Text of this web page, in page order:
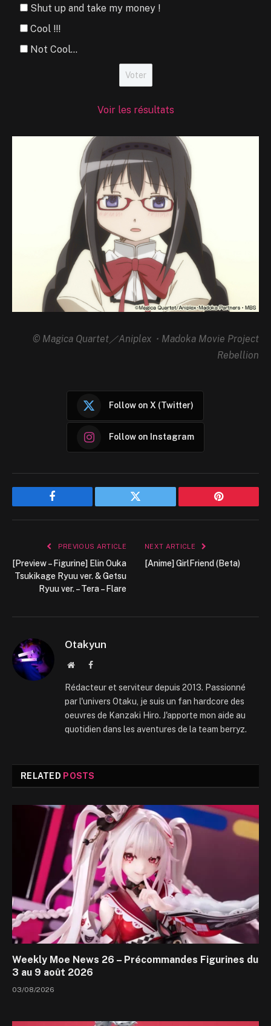
Shut up and take my money !
Cool !!!
Not Cool...
Voir les résultats
© Magica Quartet／Aniplex・Madoka Movie Project
Rebellion
Follow on X (Twitter)
Follow on Instagram
Facebook Twitter Pinterest
PREVIOUS ARTICLE
[Preview – Figurine] Elin Ouka
Tsukikage Ryuu ver. & Getsu
Ryuu ver. – Tera – Flare
NEXT ARTICLE
[Anime] GirlFriend (Beta)
Otakyun
WebsiteFacebook
Rédacteur et serviteur depuis 2013. Passionné
par l'univers Otaku, je suis un fan hardcore des
oeuvres de Kanzaki Hiro. J'apporte mon aide au
quotidien dans les aventures de la team berryz.
RELATED POSTS
Weekly Moe News 26 – Précommandes Figurines du
3 au 9 août 2026
03/08/2026